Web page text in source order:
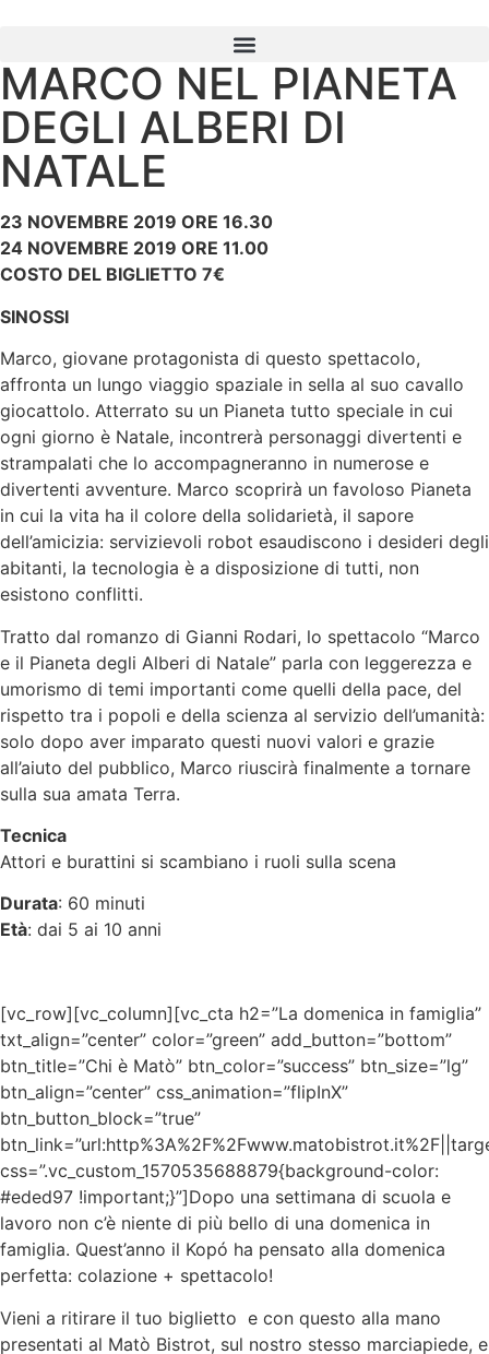
MARCO NEL PIANETA
DEGLI ALBERI DI
NATALE
23 NOVEMBRE 2019 ORE 16.30
24 NOVEMBRE 2019 ORE 11.00
COSTO DEL BIGLIETTO 7€
SINOSSI
Marco, giovane protagonista di questo spettacolo,
affronta un lungo viaggio spaziale in sella al suo cavallo
giocattolo. Atterrato su un Pianeta tutto speciale in cui
ogni giorno è Natale, incontrerà personaggi divertenti e
strampalati che lo accompagneranno in numerose e
divertenti avventure. Marco scoprirà un favoloso Pianeta
in cui la vita ha il colore della solidarietà, il sapore
dell’amicizia: servizievoli robot esaudiscono i desideri degli
abitanti, la tecnologia è a disposizione di tutti, non
esistono conflitti.
Tratto dal romanzo di Gianni Rodari, lo spettacolo “Marco
e il Pianeta degli Alberi di Natale” parla con leggerezza e
umorismo di temi importanti come quelli della pace, del
rispetto tra i popoli e della scienza al servizio dell’umanità:
solo dopo aver imparato questi nuovi valori e grazie
all’aiuto del pubblico, Marco riuscirà finalmente a tornare
sulla sua amata Terra.
Tecnica
Attori e burattini si scambiano i ruoli sulla scena
Durata: 60 minuti
Età: dai 5 ai 10 anni
[vc_row][vc_column][vc_cta h2=”La domenica in famiglia”
txt_align=”center” color=”green” add_button=”bottom”
btn_title=”Chi è Matò” btn_color=”success” btn_size=”lg”
btn_align=”center” css_animation=”flipInX”
btn_button_block=”true”
css=”.vc_custom_1570535688879{background-color:
#eded97 !important;}”]Dopo una settimana di scuola e
lavoro non c’è niente di più bello di una domenica in
famiglia. Quest’anno il Kopó ha pensato alla domenica
perfetta: colazione + spettacolo!
Vieni a ritirare il tuo biglietto e con questo alla mano
presentati al Matò Bistrot, sul nostro stesso marciapiede, e